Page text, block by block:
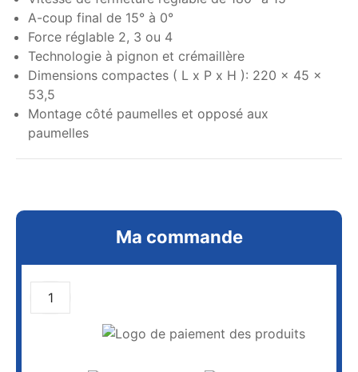
A-coup final de 15° à 0°
Force réglable 2, 3 ou 4
Technologie à pignon et crémaillère
Dimensions compactes ( L x P x H ): 220 x 45 x
53,5
Montage côté paumelles et opposé aux
paumelles
Ma commande